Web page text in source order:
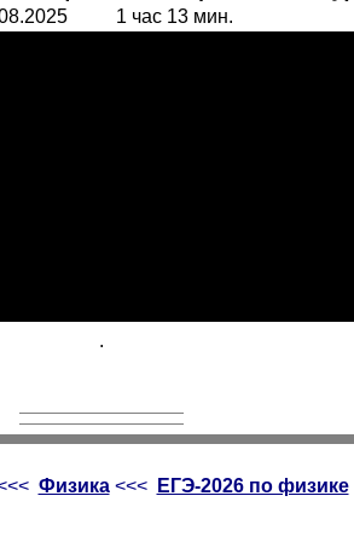
1 час 13 мин.
.
Физика<<< ЕГЭ-2026 по физике